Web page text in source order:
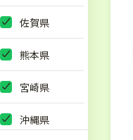
佐賀県
熊本県
宮崎県
沖縄県